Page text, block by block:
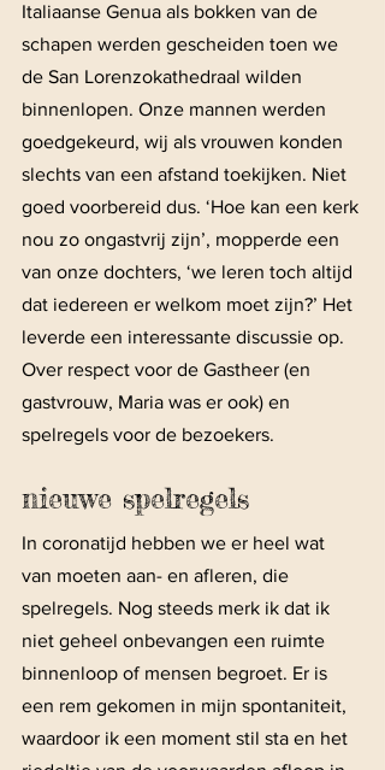
Italiaanse Genua als bokken van de
schapen werden gescheiden toen we
de San Lorenzokathedraal wilden
binnenlopen. Onze mannen werden
goedgekeurd, wij als vrouwen konden
slechts van een afstand toekijken. Niet
goed voorbereid dus. ‘Hoe kan een kerk
nou zo ongastvrij zijn’, mopperde een
van onze dochters, ‘we leren toch altijd
dat iedereen er welkom moet zijn?’ Het
leverde een interessante discussie op.
Over respect voor de Gastheer (en
gastvrouw, Maria was er ook) en
spelregels voor de bezoekers.
nieuwe spelregels
In coronatijd hebben we er heel wat
van moeten aan- en afleren, die
spelregels. Nog steeds merk ik dat ik
niet geheel onbevangen een ruimte
binnenloop of mensen begroet. Er is
een rem gekomen in mijn spontaniteit,
waardoor ik een moment stil sta en het